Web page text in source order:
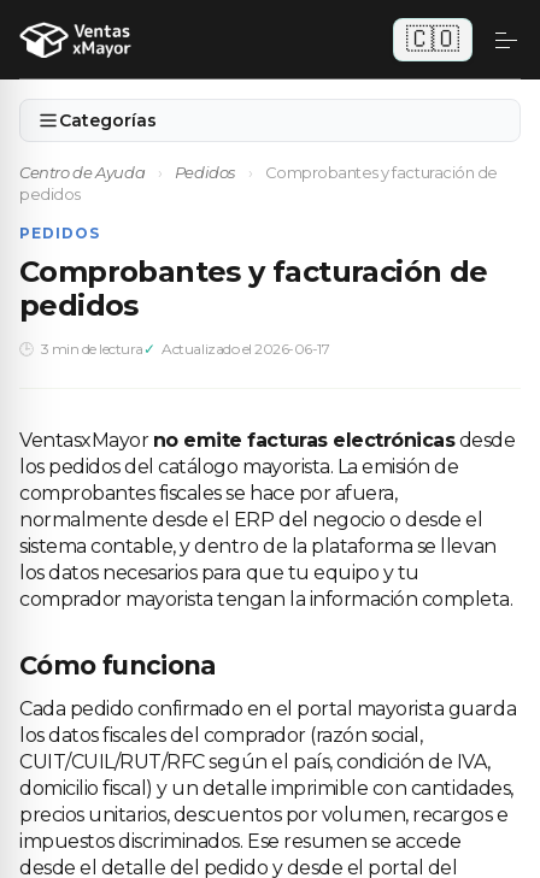
🇨🇴
Categorías
Centro de Ayuda › Pedidos ›
Comprobantes y facturación de
pedidos
PEDIDOS
Comprobantes y facturación de
pedidos
3 min de lectura Actualizado el 2026-06-17
VentasxMayor no emite facturas electrónicasdesde
los pedidos del catálogo mayorista. La emisión de
comprobantes fiscales se hace por afuera,
normalmente desde el ERP del negocio o desde el
sistema contable, y dentro de la plataforma se llevan
los datos necesarios para que tu equipo y tu
comprador mayorista tengan la información completa.
Cómo funciona
Cada pedido confirmado en el portal mayorista guarda
los datos fiscales del comprador (razón social,
CUIT/CUIL/RUT/RFC según el país, condición de IVA,
domicilio fiscal) y un detalle imprimible con cantidades,
precios unitarios, descuentos por volumen, recargos e
impuestos discriminados. Ese resumen se accede
desde el detalle del pedido y desde el portal del